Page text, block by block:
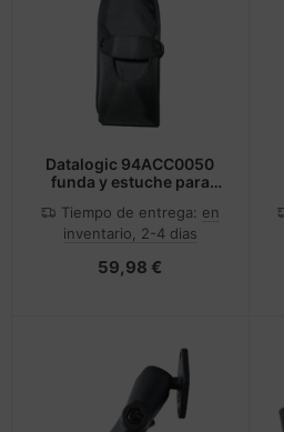
Datalogic 94ACC0050
funda y estuche para
tipo PDA
Tiempo de entrega: en
inventario, 2-4 dias
59,98 €